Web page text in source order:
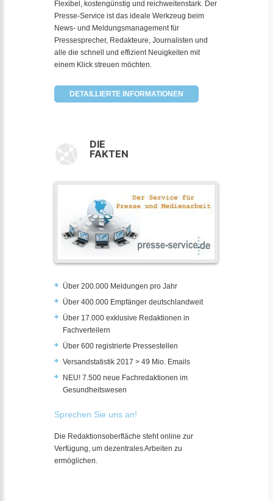
Flexibel, kostengünstig und reichweitenstark. Der
Presse-Service ist das ideale Werkzeug beim
News- und Meldungsmanagement für
Pressesprecher, Redakteure, Journalisten und
alle die schnell und effizient Neuigkeiten mit
einem Klick streuen möchten.
DETAILLIERTE INFORMATIONEN
DIE
FAKTEN
Über 200.000 Meldungen pro Jahr
Über 400.000 Empfänger deutschlandweit
Über 17.000 exklusive Redaktionen in
Fachverteilern
Über 600 registrierte Pressestellen
Versandstatistik 2017 > 49 Mio. Emails
NEU! 7.500 neue Fachredaktionen im
Gesundheitswesen
Sprechen Sie uns an!
Die Redaktionsoberfläche steht online zur
Verfügung, um dezentrales Arbeiten zu
ermöglichen.